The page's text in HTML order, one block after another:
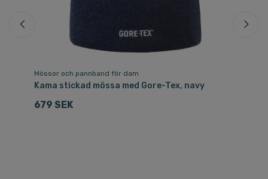
Mössor och pannband för dam
Kama stickad mössa med Gore-Tex, navy
679 SEK